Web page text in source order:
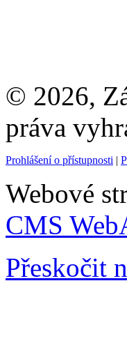
© 2026,
práva
Prohlášení o přístupnosti |
Webové
CMS
Přeskočit